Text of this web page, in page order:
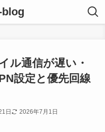
ル通信が遅い・
設定と優先回線
日 2026年7月1日